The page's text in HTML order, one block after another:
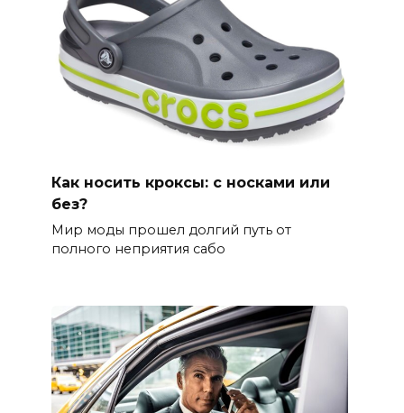
Как носить кроксы: с носками или
без?
Мир моды прошел долгий путь от
полного неприятия сабо